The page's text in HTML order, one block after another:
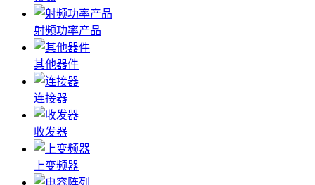
射频功率产品
其他器件
连接器
收发器
上变频器